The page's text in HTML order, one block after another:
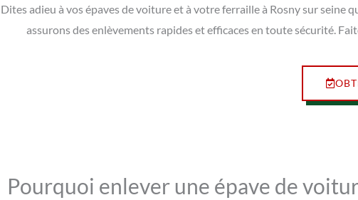
Dites adieu à vos épaves de voiture et à votre ferraille à Rosny sur seine
assurons des enlèvements rapides et efficaces en toute sécurité.
Pourquoi enlever une épave de